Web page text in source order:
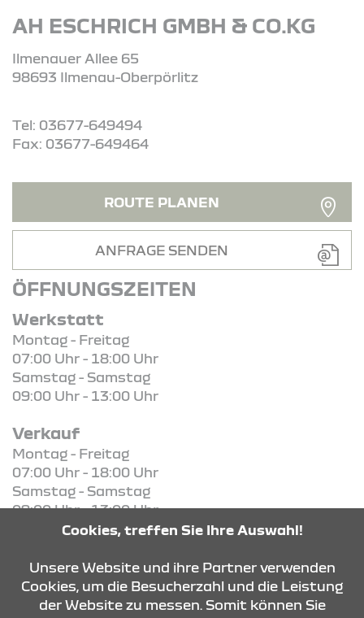
AH ESCHRICH GMBH & CO.KG
Ilmenauer Allee 65
98693 Ilmenau-Oberpörlitz
Tel: 03677-649494
Fax: 03677-649464
ROUTE PLANEN
ANFRAGE SENDEN
ÖFFNUNGSZEITEN
Werkstatt
Montag - Freitag
07:00 Uhr - 18:00 Uhr
Samstag - Samstag
09:00 Uhr - 13:00 Uhr
Verkauf
Montag - Freitag
07:00 Uhr - 18:00 Uhr
Samstag - Samstag
09:00 Uhr - 13:00 Uhr
KONTAKT & ANFAHRT
Cookies, treffen Sie Ihre Auswahl!
Unsere Website und ihre Partner verwenden
Cookies, um die Besucherzahl und die Leistung
der Website zu messen. Somit können Sie